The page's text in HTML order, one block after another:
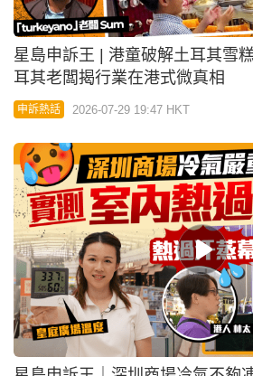
星島申訴王｜深圳商場冷氣不夠
室外 港人呻：熱過汗蒸幕!
申訴熱話 2026-07-29 08:00 HKT